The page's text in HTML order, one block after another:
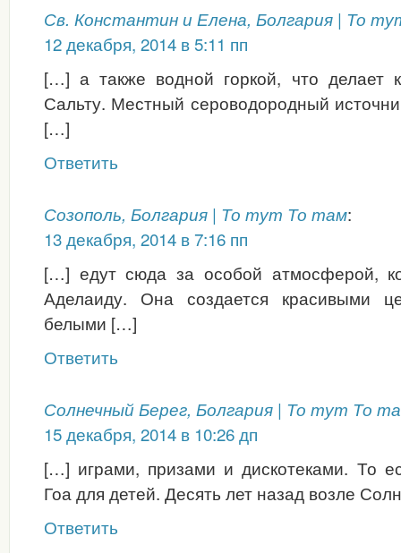
Св. Константин и Елена, Болгария | То
12 декабря, 2014 в 5:11 пп
[…] а также водной горкой, что делает
Сальту. Местный сероводородный
[…]
Ответить
Созополь, Болгария | То тут То там:
13 декабря, 2014 в 7:16 пп
[…] едут сюда за особой атмосферой,
Аделаиду. Она создается красивыми
белыми […]
Ответить
Солнечный Берег, Болгария | То тут То
15 декабря, 2014 в 10:26 дп
[…] играми, призами и дискотеками. То
Гоа для детей. Десять лет назад возле
Ответить